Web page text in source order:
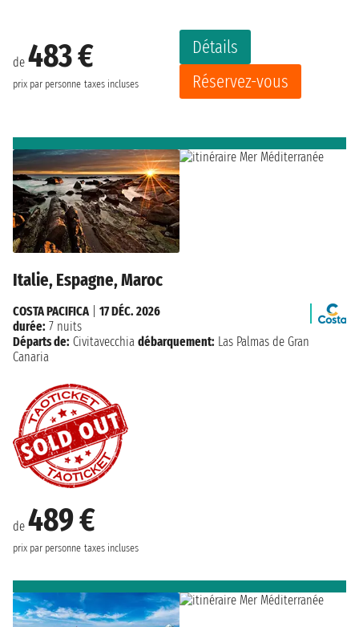
de 483 €
prix par personne taxes incluses
Détails
Réservez-vous
Italie, Espagne, Maroc
de 489 €
prix par personne taxes incluses
COSTA PACIFICA| 17 DÉC. 2026
durée: 7 nuits
Départs de: Civitavecchia débarquement: Las Palmas de Gran
Canaria